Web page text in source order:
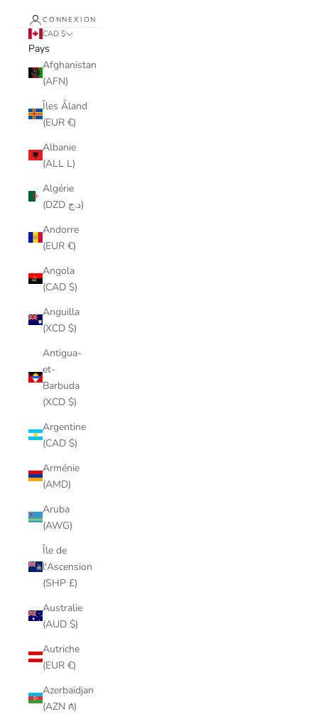
CONNEXION
CAD $
Pays
Afghanistan
(AFN)
Îles Åland
(EUR €)
Albanie
(ALL L)
Algérie
(DZD د.ج)
Andorre
(EUR €)
Angola
(CAD $)
Anguilla
(XCD $)
Antigua-
et-
Barbuda
(XCD $)
Argentine
(CAD $)
Arménie
(AMD)
Aruba
(AWG)
Île de
l'Ascension
(SHP £)
Australie
(AUD $)
Autriche
(EUR €)
Azerbaïdjan
(AZN ₼)